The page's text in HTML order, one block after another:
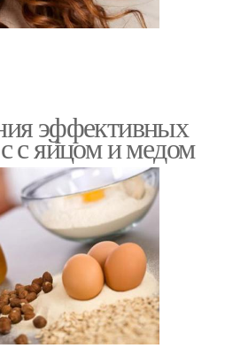
эффективных
с яйцом и медом